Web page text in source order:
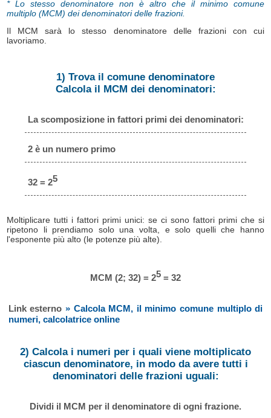
* Lo stesso denominatore non è altro che il minimo comune
multiplo (MCM) dei denominatori delle frazioni.
Il MCM sarà lo stesso denominatore delle frazioni con cui
lavoriamo.
1) Trova il comune denominatore
Calcola il MCM dei denominatori:
La scomposizione in fattori primi dei denominatori:
2 è un numero primo
32 = 25
Moltiplicare tutti i fattori primi unici: se ci sono fattori primi che si
ripetono li prendiamo solo una volta, e solo quelli che hanno
l'esponente più alto (le potenze più alte).
MCM (2; 32) = 25 = 32
Link esterno » Calcola MCM, il minimo comune multiplo di
numeri, calcolatrice online
2) Calcola i numeri per i quali viene moltiplicato
ciascun denominatore, in modo da avere tutti i
denominatori delle frazioni uguali:
Dividi il MCM per il denominatore di ogni frazione.